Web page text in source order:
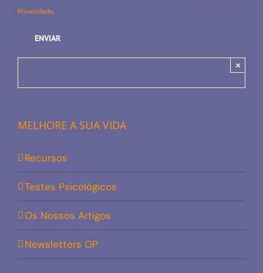
Privacidade.
×
MELHORE A SUA VIDA
Recursos
Testes Psicológicos
Os Nossos Artigos
Newsletters OP